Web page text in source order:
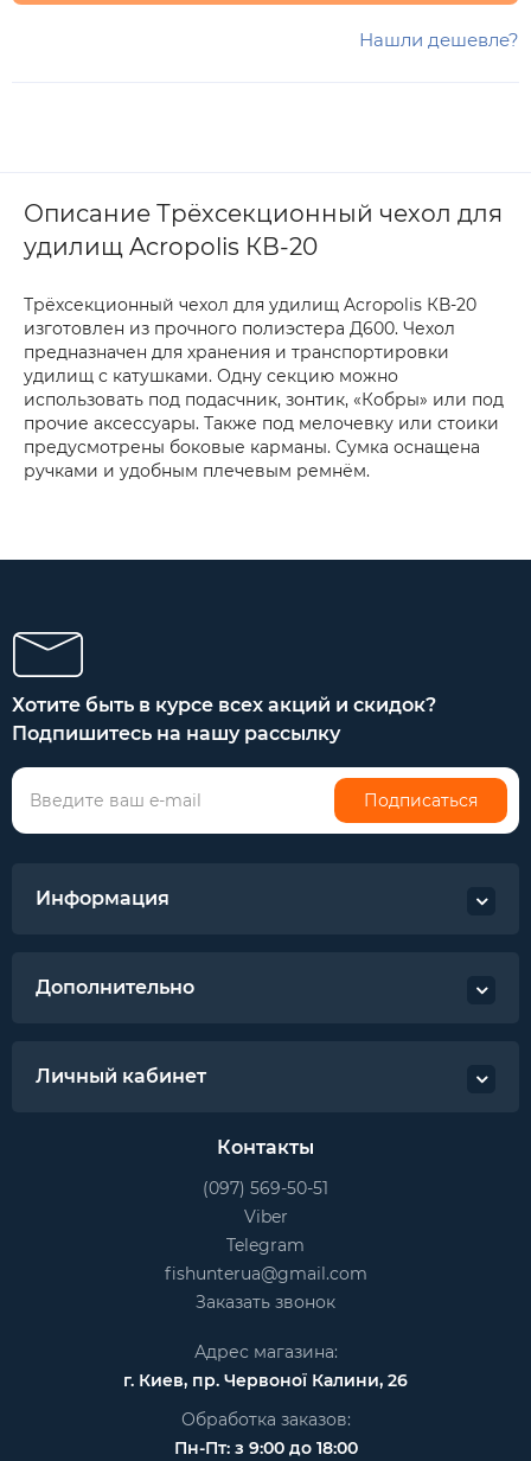
Нашли дешевле?
Описание Трёхсекционный чехол для
удилищ Acropolis КВ-20
Трёхсекционный чехол для удилищ Acropolis КВ-20
изготовлен из прочного полиэстера Д600. Чехол
предназначен для хранения и транспортировки
удилищ с катушками. Одну секцию можно
использовать под подасчник, зонтик, «Кобры» или под
прочие аксессуары. Также под мелочевку или стоики
предусмотрены боковые карманы. Сумка оснащена
ручками и удобным плечевым ремнём.
Хотите быть в курсе всех акций и скидок?
Подпишитесь на нашу рассылку
Подписаться
Информация
Дополнительно
Личный кабинет
Контакты
(097) 569-50-51
Viber
Telegram
fishunterua@gmail.com
Заказать звонок
Адрес магазина:
г. Киев, пр. Червоної Калини, 26
Обработка заказов:
Пн-Пт: з 9:00 до 18:00